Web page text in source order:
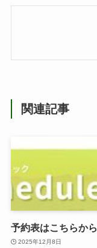
関連記事
予約表はこちらから
2025年12月8日